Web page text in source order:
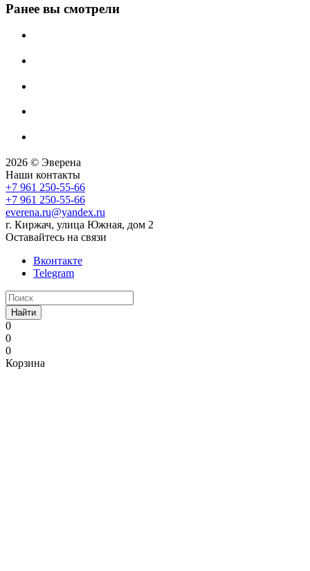
Ранее вы смотрели
2026 © Эверена
Наши контакты
+7 961 250-55-66
+7 961 250-55-66
everena.ru@yandex.ru
г. Киржач, улица Южная, дом 2
Оставайтесь на связи
Вконтакте
Telegram
Найти
0
0
0
Корзина